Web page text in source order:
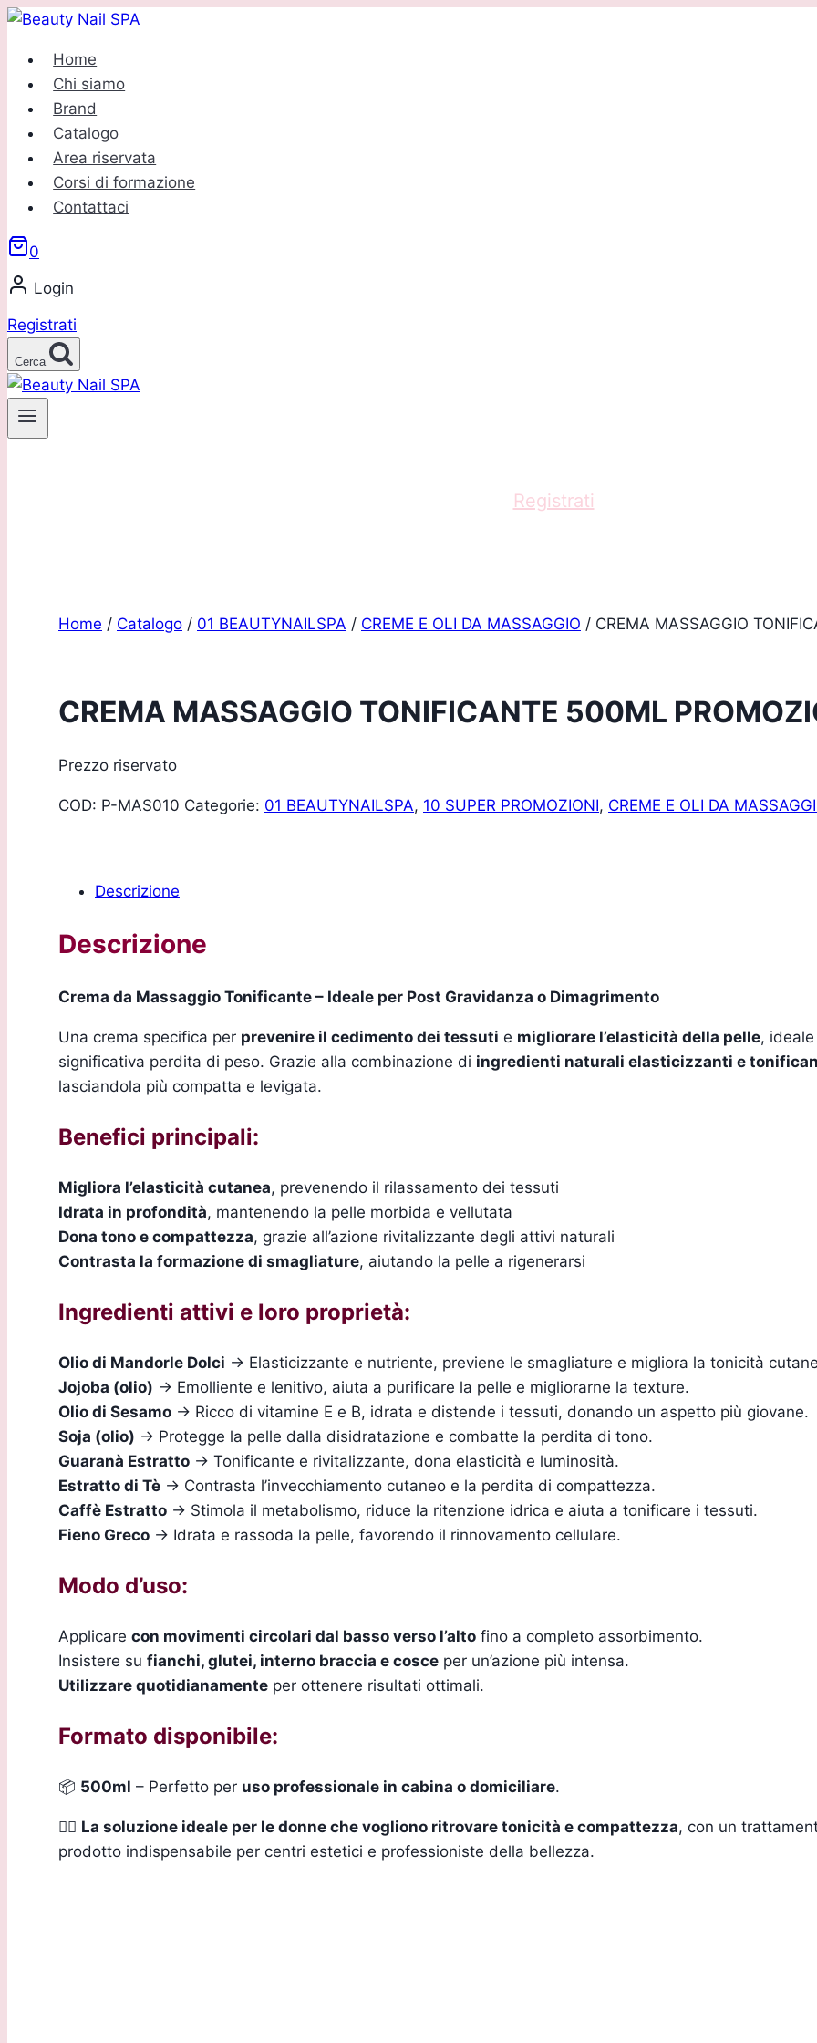
Salta
contenuto
Home
Chi siamo
Brand
Catalogo
Area riservata
Corsi di formazione
Contattaci
0
Login
Registrati
Cerca
Registrati
Home / Catalogo / 01 BEAUTYNAILSPA / CREME E OLI DA MASSAGGIO / CREMA MASSAGGIO
CREMA MASSAGGIO TONIFICANTE 500ML
Prezzo riservato
COD: P-MAS010 Categorie: 01 BEAUTYNAILSPA, 10 SUPER PROMOZIONI, CREME E OLI DA
Descrizione
Descrizione
Crema da Massaggio Tonificante – Ideale per Post Gravidanza o Dimagrimento
Una crema specifica per prevenire il cedimento dei tessuti e migliorare l’elasticità della pelle,
significativa perdita di peso. Grazie alla combinazione di ingredienti naturali elasticizzanti e
lasciandola più compatta e levigata.
Benefici principali:
Migliora l’elasticità cutanea, prevenendo il rilassamento dei tessuti
Idrata in profondità, mantenendo la pelle morbida e vellutata
Dona tono e compattezza, grazie all’azione rivitalizzante degli attivi naturali
Contrasta la formazione di smagliature, aiutando la pelle a rigenerarsi
Ingredienti attivi e loro proprietà:
Olio di Mandorle Dolci → Elasticizzante e nutriente, previene le smagliature e migliora la tonicità
Jojoba (olio) → Emolliente e lenitivo, aiuta a purificare la pelle e migliorarne la texture.
Olio di Sesamo → Ricco di vitamine E e B, idrata e distende i tessuti, donando un aspetto più giovane.
Soja (olio) → Protegge la pelle dalla disidratazione e combatte la perdita di tono.
Guaranà Estratto → Tonificante e rivitalizzante, dona elasticità e luminosità.
Estratto di Tè → Contrasta l’invecchiamento cutaneo e la perdita di compattezza.
Caffè Estratto → Stimola il metabolismo, riduce la ritenzione idrica e aiuta a tonificare i tessuti.
Fieno Greco → Idrata e rassoda la pelle, favorendo il rinnovamento cellulare.
Modo d’uso:
Applicare con movimenti circolari dal basso verso l’alto fino a completo assorbimento.
Insistere su fianchi, glutei, interno braccia e cosce per un’azione più intensa.
Utilizzare quotidianamente per ottenere risultati ottimali.
Formato disponibile:
📦 500ml – Perfetto per uso professionale in cabina o domiciliare.
💆‍♀ La soluzione ideale per le donne che vogliono ritrovare tonicità e compattezza, con un
prodotto indispensabile per centri estetici e professioniste della bellezza.